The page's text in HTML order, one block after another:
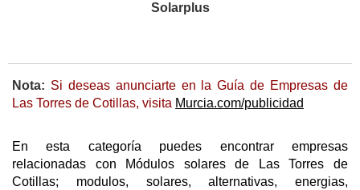
Solarplus
Nota: Si deseas anunciarte en la Guía de Empresas de
Las Torres de Cotillas, visita Murcia.com/publicidad
En esta categoría puedes encontrar empresas
relacionadas con Módulos solares de Las Torres de
Cotillas; modulos, solares, alternativas, energias,